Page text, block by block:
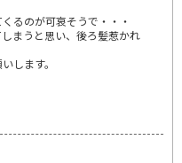
るのが可哀そうで・・・
まうと思い、後ろ髪惹かれ
します。